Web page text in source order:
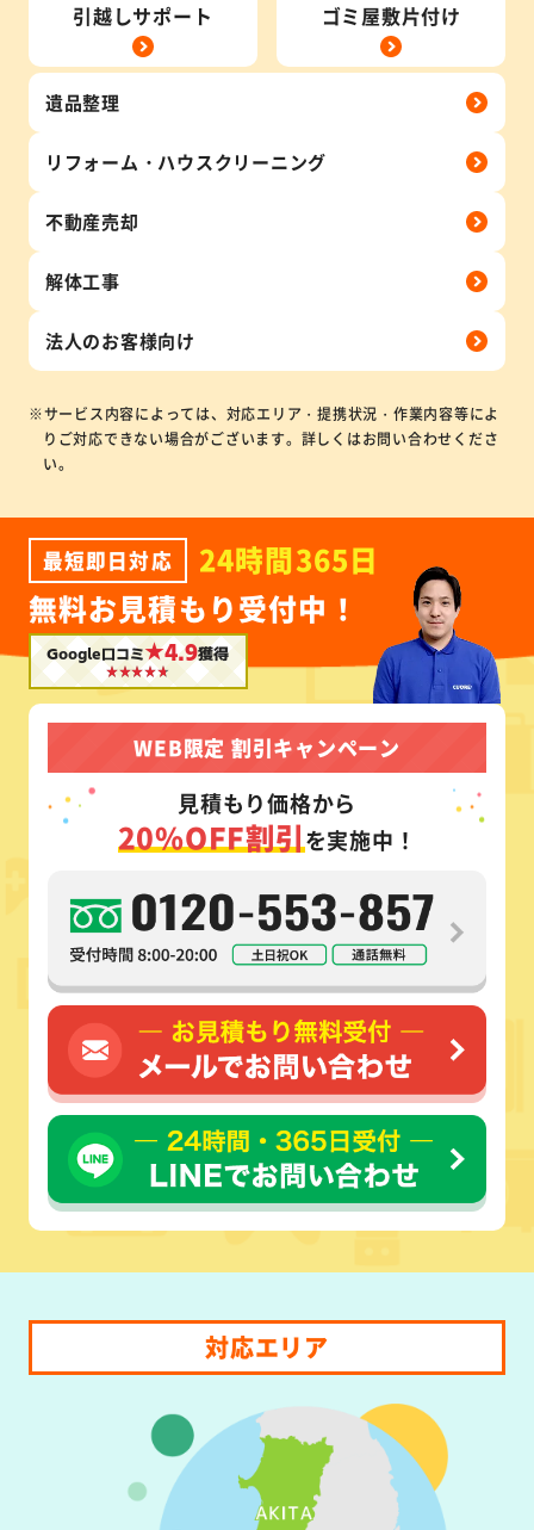
引越しサポート ゴミ屋敷片付け
遺品整理
リフォーム・ ハウスクリーニング
不動産売却
解体工事
法人のお客様向け
※サービス内容によっては、対応エリア・提携状況・作業内容等によ
りご対応できない場合がございます。詳しくはお問い合わせくださ
い。
最短即日対応
24時間365日
無料お見積もり受付中！
Google口コミ★4.9獲得
WEB限定 割引キャンペーン
見積もり価格から
20%OFF割引を実施中！
対応エリア